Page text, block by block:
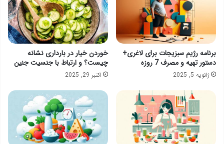
برنامه رژیم سبزیجات برای لاغری+
دستور تهیه و مصرف 7 روزه
ژانویه 5, 2025
خوردن خیار در بارداری نشانه
چیست؟ و ارتباط با جنسیت جنین
اکتبر 29, 2025